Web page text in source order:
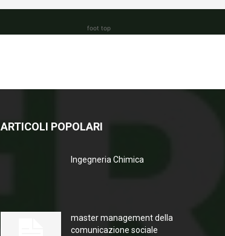
foot top
ARTICOLI POPOLARI
Ingegneria Chimica
master management della
comunicazione sociale